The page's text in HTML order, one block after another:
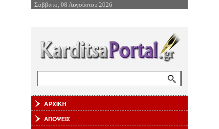
Επιστροφή στην Πλοήγηση
Σάββατο, 08 Αυγούστου 2026
ΑΡΧΙΚΗ
ΑΠΟΨΕΙΣ